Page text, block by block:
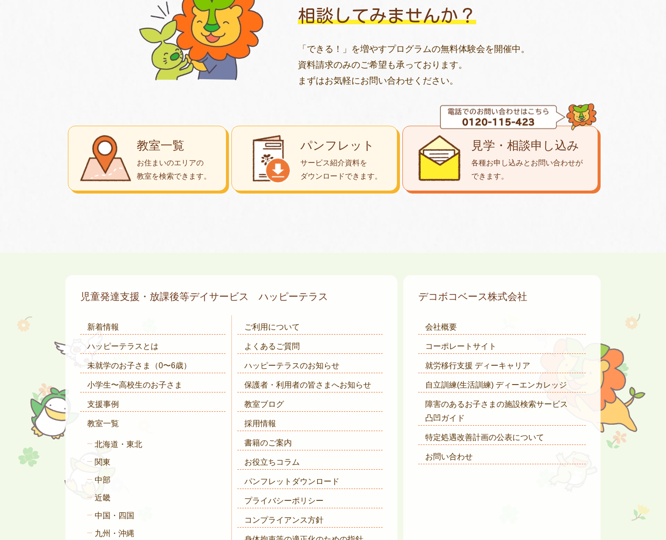
相談してみませんか？
「できる！」を増やすプログラムの無料体験会を開催中。
資料請求のみのご希望も承っております。
まずはお気軽にお問い合わせください。
教室一覧
お住まいのエリアの
教室を検索できます。
パンフレット
サービス紹介資料を
ダウンロードできます。
見学・相談申し込み
各種お申し込みとお問い合わせが
できます。
児童発達支援・放課後等デイサービス ハッピーテラス
新着情報
ハッピーテラスとは
未就学のお子さま （0〜6歳）
小学生〜高校生のお子さま
支援事例
教室一覧
北海道・東北
関東
中部
近畿
中国・四国
九州・沖縄
ご利用について
よくあるご質問
ハッピーテラスのお知らせ
保護者・利用者の皆さまへお知らせ
教室ブログ
採用情報
書籍のご案内
お役立ちコラム
パンフレットダウンロード
プライバシーポリシー
コンプライアンス方針
デコボコベース株式会社
会社概要
コーポレートサイト
就労移行支援 ディーキャリア
自立訓練(生活訓練) ディーエンカレッジ
障害のあるお子さまの施設検索サービス
凸凹ガイド
特定処遇改善計画の公表について
お問い合わせ